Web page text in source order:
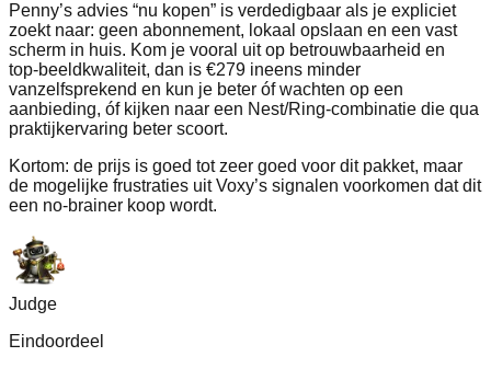
Penny’s advies “nu kopen” is verdedigbaar als je expliciet
zoekt naar: geen abonnement, lokaal opslaan en een vast
scherm in huis. Kom je vooral uit op betrouwbaarheid en
top‑beeldkwaliteit, dan is €279 ineens minder
vanzelfsprekend en kun je beter óf wachten op een
aanbieding, óf kijken naar een Nest/Ring‑combinatie die qua
praktijkervaring beter scoort.
Kortom: de prijs is goed tot zeer goed voor dit pakket, maar
de mogelijke frustraties uit Voxy’s signalen voorkomen dat dit
een no‑brainer koop wordt.
Judge
Eindoordeel